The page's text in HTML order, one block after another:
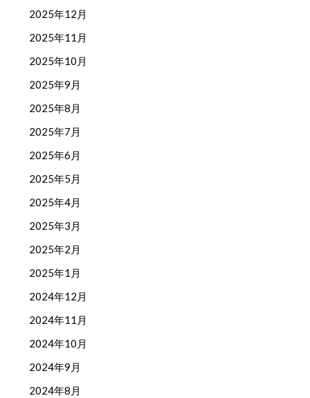
2025年12月
2025年11月
2025年10月
2025年9月
2025年8月
2025年7月
2025年6月
2025年5月
2025年4月
2025年3月
2025年2月
2025年1月
2024年12月
2024年11月
2024年10月
2024年9月
2024年8月